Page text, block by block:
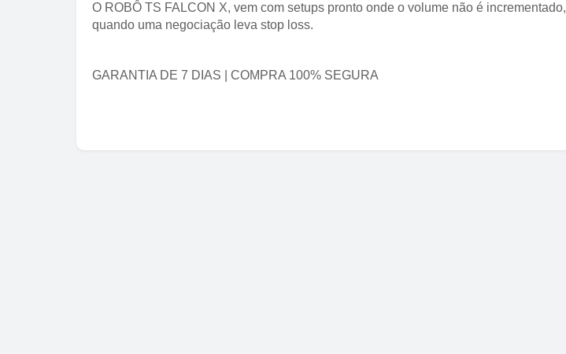
O ROBÔ TS FALCON X, vem com setups pronto onde o volume não é incrementado,
quando uma negociação leva stop loss.
GARANTIA DE 7 DIAS | COMPRA 100% SEGURA